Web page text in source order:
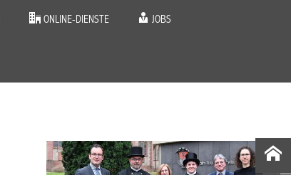
ONLINE-DIENSTE JOBS